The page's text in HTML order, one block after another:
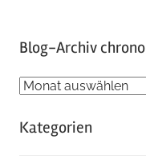
Blog-Archiv
Blog-
chronologisch
Kategorien